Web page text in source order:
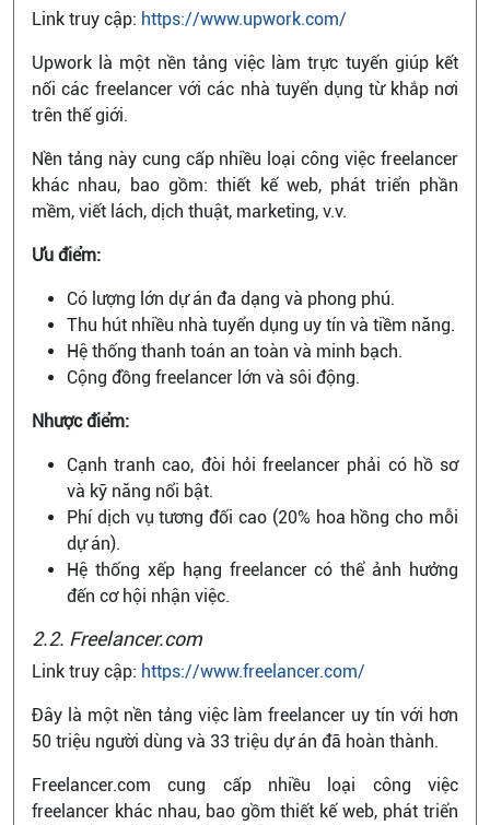
Link truy cập: https://www.upwork.com/
Upwork là một nền tảng việc làm trực tuyến giúp kết
nối các freelancer với các nhà tuyển dụng từ khắp nơi
trên thế giới.
Nền tảng này cung cấp nhiều loại công việc freelancer
khác nhau, bao gồm: thiết kế web, phát triển phần
mềm, viết lách, dịch thuật, marketing, v.v.
Ưu điểm:
Có lượng lớn dự án đa dạng và phong phú.
Thu hút nhiều nhà tuyển dụng uy tín và tiềm năng.
Hệ thống thanh toán an toàn và minh bạch.
Cộng đồng freelancer lớn và sôi động.
Nhược điểm:
Cạnh tranh cao, đòi hỏi freelancer phải có hồ sơ
và kỹ năng nổi bật.
Phí dịch vụ tương đối cao (20% hoa hồng cho mỗi
dự án).
Hệ thống xếp hạng freelancer có thể ảnh hưởng
đến cơ hội nhận việc.
2.2. Freelancer.com
Link truy cập: https://www.freelancer.com/
Đây là một nền tảng việc làm freelancer uy tín với hơn
50 triệu người dùng và 33 triệu dự án đã hoàn thành.
Freelancer.com cung cấp nhiều loại công việc
freelancer khác nhau, bao gồm thiết kế web, phát triển